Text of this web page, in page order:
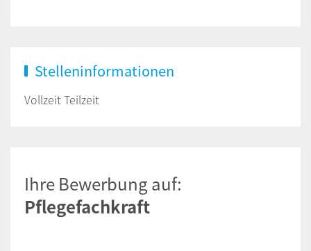
Stelleninformationen
Vollzeit Teilzeit
Ihre Bewerbung auf:
Pflegefachkraft